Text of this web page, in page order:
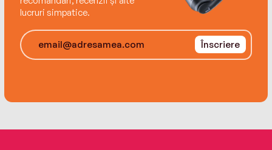
lucruri simpatice.
Înscriere